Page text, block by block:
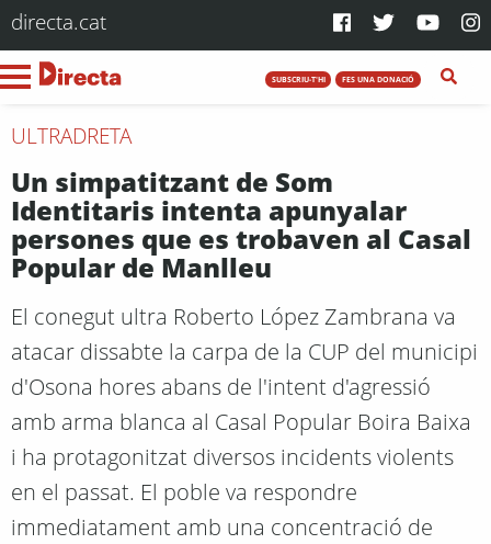
directa.cat
SUBSCRIU-T'HI FES UNA DONACIÓ
ULTRADRETA
Un simpatitzant de Som
Identitaris intenta apunyalar
persones que es trobaven al Casal
Popular de Manlleu
El conegut ultra Roberto López Zambrana va
atacar dissabte la carpa de la CUP del municipi
d'Osona hores abans de l'intent d'agressió
amb arma blanca al Casal Popular Boira Baixa
i ha protagonitzat diversos incidents violents
en el passat. El poble va respondre
immediatament amb una concentració de